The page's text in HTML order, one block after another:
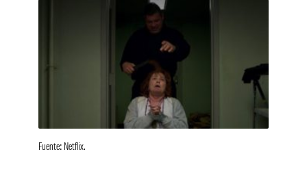
Fuente: Netflix.